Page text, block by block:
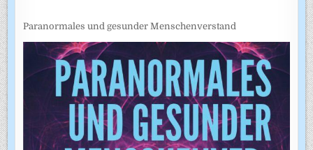
Paranormales und gesunder Menschenverstand